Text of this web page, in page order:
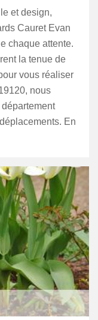
et design,
Cauret Evan
chaque attente.
la tenue de
vous réaliser
nous
En